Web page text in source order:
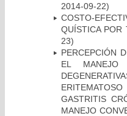
2014-09-22)
COSTO-
QUÍSTICA POR
23)
PERCEPCIÓN
EL MANEJO
GASTRITIS
MANEJO